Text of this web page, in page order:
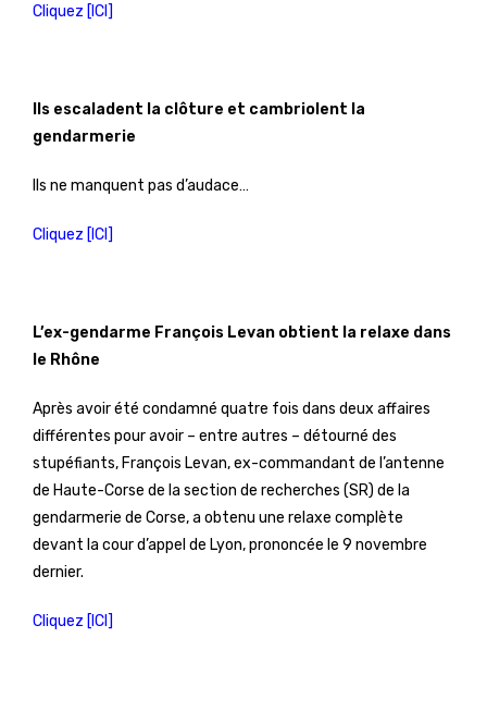
Cliquez [ICI]
Ils escaladent la clôture et cambriolent la
gendarmerie
Ils ne manquent pas d’audace…
Cliquez [ICI]
L’ex-gendarme François Levan obtient la relaxe dans
le Rhône
Après avoir été condamné quatre fois dans deux affaires
différentes pour avoir – entre autres – détourné des
stupéfiants, François Levan, ex-commandant de l’antenne
de Haute-Corse de la section de recherches (SR) de la
gendarmerie de Corse, a obtenu une relaxe complète
devant la cour d’appel de Lyon, prononcée le 9 novembre
dernier.
Cliquez [ICI]